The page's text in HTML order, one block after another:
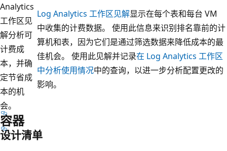
Analytics
工作区见
解分析可
计费成
本，并确
定节省成
本的机
会。
Log Analytics 工作区见解显示在每个表和每台 VM
中收集的计费数据。 使用此信息来识别排名靠前的计
算机和表，因为它们是通过筛选数据来降低成本的最
佳机会。 使用此见解并记录在 Log Analytics 工作区
中分析使用情况中的查询，以进一步分析配置更改的
影响。
容器
设计清单